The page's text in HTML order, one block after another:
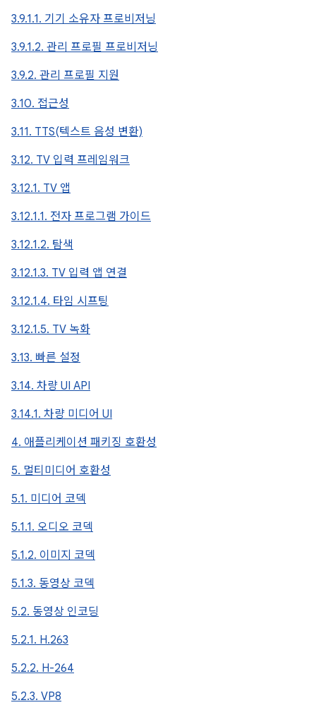
3.9.1.1. 기기 소유자 프로비저닝
3.9.1.2. 관리 프로필 프로비저닝
3.9.2. 관리 프로필 지원
3.10. 접근성
3.11. TTS(텍스트 음성 변환)
3.12. TV 입력 프레임워크
3.12.1. TV 앱
3.12.1.1. 전자 프로그램 가이드
3.12.1.2. 탐색
3.12.1.3. TV 입력 앱 연결
3.12.1.4. 타임 시프팅
3.12.1.5. TV 녹화
3.13. 빠른 설정
3.14. 차량 UI API
3.14.1. 차량 미디어 UI
4. 애플리케이션 패키징 호환성
5. 멀티미디어 호환성
5.1. 미디어 코덱
5.1.1. 오디오 코덱
5.1.2. 이미지 코덱
5.1.3. 동영상 코덱
5.2. 동영상 인코딩
5.2.1. H.263
5.2.2. H-264
5.2.3. VP8